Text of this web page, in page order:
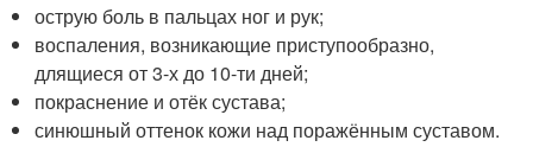
острую боль в пальцах ног и рук;
воспаления, возникающие приступообразно,
длящиеся от 3-х до 10-ти дней;
покраснение и отёк сустава;
синюшный оттенок кожи над поражённым суставом.